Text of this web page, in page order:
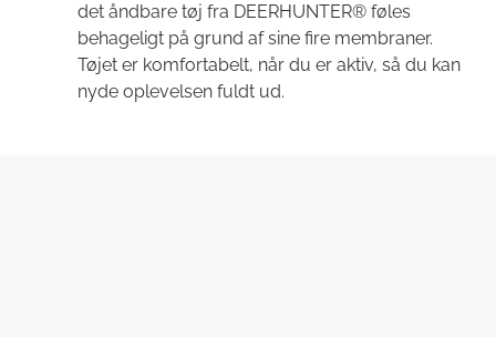
det åndbare tøj fra DEERHUNTER® føles
behageligt på grund af sine fire membraner.
Tøjet er komfortabelt, når du er aktiv, så du kan
nyde oplevelsen fuldt ud.